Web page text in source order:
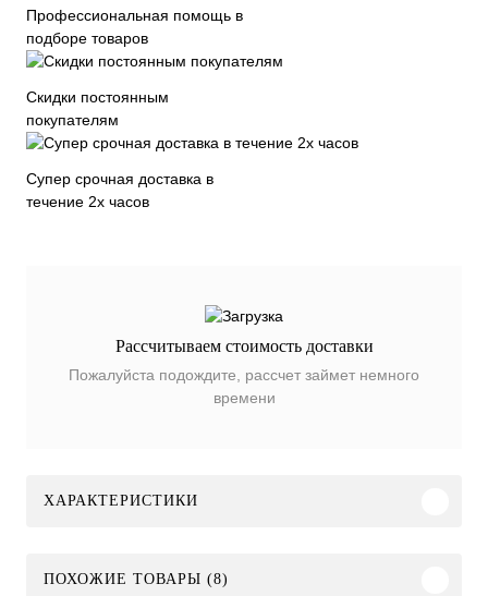
Профессиональная помощь в
подборе товаров
Скидки постоянным
покупателям
Супер срочная доставка в
течение 2х часов
Рассчитываем стоимость доставки
Пожалуйста подождите, рассчет займет немного
времени
ХАРАКТЕРИСТИКИ
ПОХОЖИЕ ТОВАРЫ (8)